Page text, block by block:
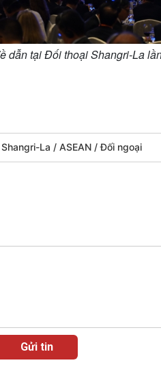
dẫn tại Đối thoại Shangri-La
La ASEAN Đối ngoại